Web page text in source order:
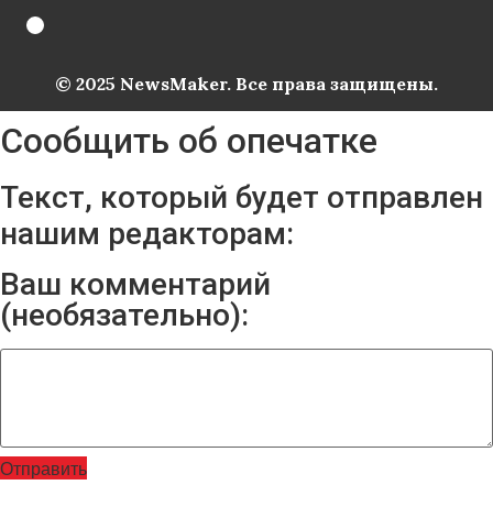
© 2025 NewsMaker. Все права защищены.
Сообщить об опечатке
Текст, который будет отправлен
нашим редакторам:
Ваш комментарий
(необязательно):
Отправить